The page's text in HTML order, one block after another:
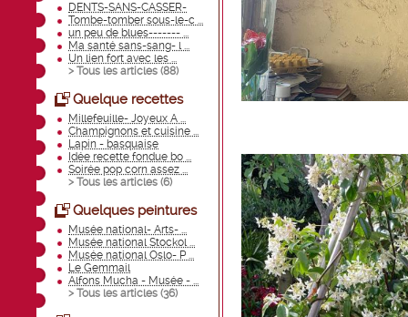
DENTS-SANS-CASSER-
Tombe-tomber sous-le-c ...
un peu de blues------- ...
Ma santé sans-sang- l ...
Un lien fort avec les ...
> Tous les articles (88)
Quelque recettes
Millefeuille- Joyeux A ...
Champignons et cuisine ...
Lapin - basquaise
Idée recette fondue bo ...
Soirée pop corn assez ...
> Tous les articles (6)
Quelques peintures
Musée national- Arts- ...
Musée national Stockol ...
Musée national Oslo- P ...
Le Gemmail
Alfons Mucha - Musée - ...
> Tous les articles (36)